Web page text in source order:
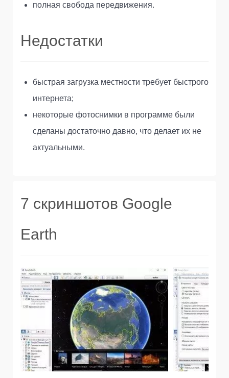
полная свобода передвижения.
Недостатки
быстрая загрузка местности требует быстрого
интернета;
некоторые фотоснимки в программе были
сделаны достаточно давно, что делает их не
актуальными.
7 скриншотов Google
Earth